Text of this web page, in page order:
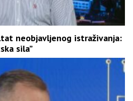
neobjavljenog istraživanja:
sila”